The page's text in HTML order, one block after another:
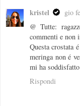
kristel
gio
@ Tutte:
commenti e non
Questa crostata
meringa non é
mi ha
Rispondi